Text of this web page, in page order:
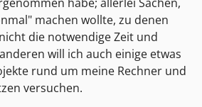
machen wollte, zu denen
die notwendige Zeit und
will ich auch einige etwas
rund um meine Rechner und
versuchen.